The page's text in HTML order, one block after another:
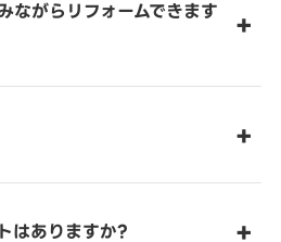
ながらリフォームできます
はありますか?